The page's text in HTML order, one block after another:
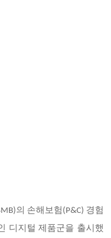
의 손해보험 (P&C) 경험
디지털 제품군을 출시했